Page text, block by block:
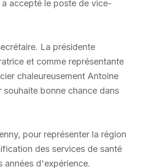
a accepté le poste de vice-
La présidente
et comme représentante
chaleureusement Antoine
bonne chance dans
pour représenter la région
des services de santé
années d'expérience.